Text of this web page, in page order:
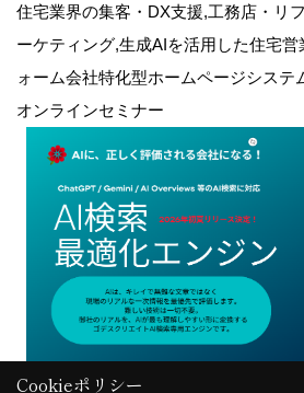
住宅業界の集客・DX支援,工務店・リ
ーケティング,生成AIを活用した住宅営
ォーム会社特化型ホームページシステ
オンラインセミナー
Cookieポリシー